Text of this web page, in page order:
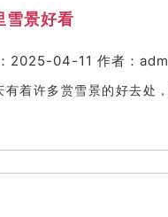
雪景好看
2025-04-11 作者：
有着许多赏雪景的好去处